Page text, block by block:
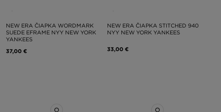
NEW ERA ČIAPKA WORDMARK
SUEDE EFRAME NYY NEW YORK
YANKEES
37,00 €
NEW ERA ČIAPKA STITCHED 940
NYY NEW YORK YANKEES
33,00 €